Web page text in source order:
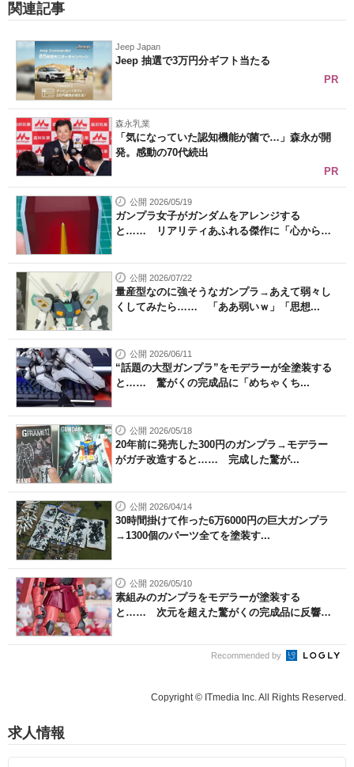
関連記事
Jeep Japan
Jeep 抽選で3万円分ギフト当たる
PR
森永乳業
「気になっていた認知機能が菌で…」森永が開
発。感動の70代続出
PR
公開 2026/05/19
ガンプラ女子がガンダムをアレンジする
と…… リアリティあふれる傑作に「心から尊
公開 2026/07/22
量産型なのに強そうなガンプラ→あえて弱々し
くしてみたら…… 「ああ弱いｗ」「思想...
公開 2026/06/11
“話題の大型ガンプラ”をモデラーが全塗装する
と…… 驚がくの完成品に「めちゃくち...
公開 2026/05/18
20年前に発売した300円のガンプラ→モデラー
がガチ改造すると…… 完成した驚が...
公開 2026/04/14
30時間掛けて作った6万6000円の巨大ガンプラ
→1300個のパーツ全てを塗装す...
公開 2026/05/10
素組みのガンプラをモデラーが塗装する
と…… 次元を超えた驚がくの完成品に反響
Recommended by
Copyright © ITmedia Inc. All Rights Reserved.
求人情報